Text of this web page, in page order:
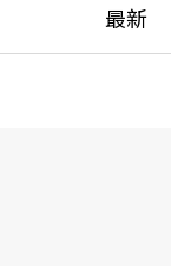
最新
活動